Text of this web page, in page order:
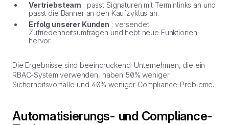
Vertriebsteam : passt Signaturen mit Terminlinks an und
passt die Banner an den Kaufzyklus an.
Erfolg unserer Kunden : versendet
Zufriedenheitsumfragen und hebt neue Funktionen
hervor.
Die Ergebnisse sind beeindruckend: Unternehmen, die ein
RBAC-System verwenden, haben 50% weniger
Sicherheitsvorfälle und 40% weniger Compliance-Probleme.
Automatisierungs- und Compliance-